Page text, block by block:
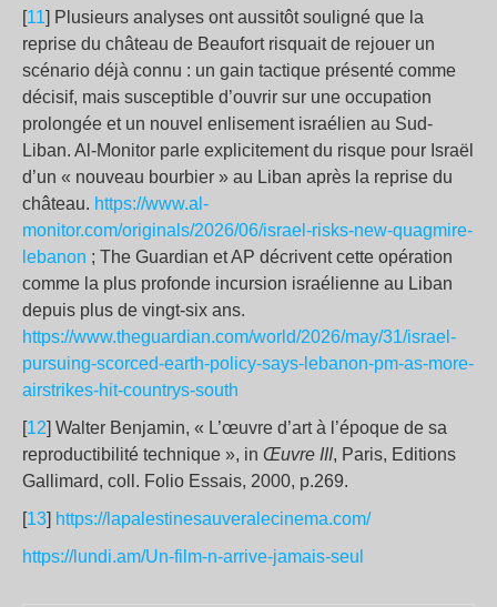
[11] Plusieurs analyses ont aussitôt souligné que la
reprise du château de Beaufort risquait de rejouer un
scénario déjà connu : un gain tactique présenté comme
décisif, mais susceptible d’ouvrir sur une occupation
prolongée et un nouvel enlisement israélien au Sud-
Liban. Al-Monitor parle explicitement du risque pour Israël
d’un « nouveau bourbier » au Liban après la reprise du
château. https://www.al-
monitor.com/originals/2026/06/israel-risks-new-quagmire-
lebanon ; The Guardian et AP décrivent cette opération
comme la plus profonde incursion israélienne au Liban
depuis plus de vingt-six ans.
https://www.theguardian.com/world/2026/may/31/israel-
pursuing-scorced-earth-policy-says-lebanon-pm-as-more-
airstrikes-hit-countrys-south
[12] Walter Benjamin, « L’œuvre d’art à l’époque de sa
reproductibilité technique », in Œuvre III, Paris, Editions
Gallimard, coll. Folio Essais, 2000, p.269.
[13] https://lapalestinesauveralecinema.com/
https://lundi.am/Un-film-n-arrive-jamais-seul